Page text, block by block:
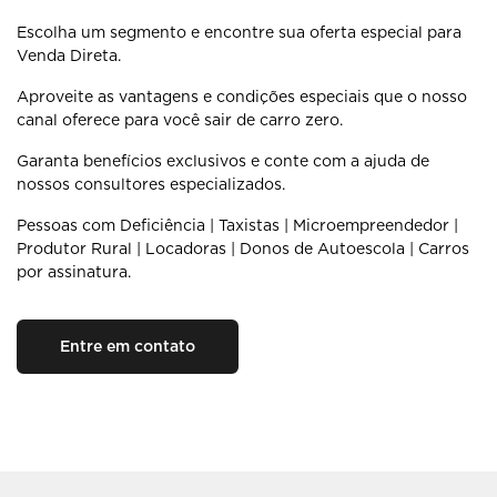
Escolha um segmento e encontre sua oferta especial para
Venda Direta.
Aproveite as vantagens e condições especiais que o nosso
canal oferece para você sair de carro zero.
Garanta benefícios exclusivos e conte com a ajuda de
nossos consultores especializados.
Pessoas com Deficiência | Taxistas | Microempreendedor |
Produtor Rural | Locadoras | Donos de Autoescola | Carros
por assinatura.
Entre em contato